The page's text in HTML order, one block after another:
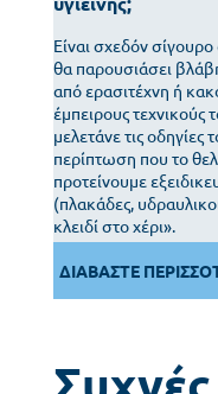
Είναι σχεδόν
θα παρουσιάσει
από ερασιτέχνη ή
έμπειρους τεχνικούς
μελετάνε τις
περίπτωση που το
προτείνουμε
(πλακάδες,
κλειδί στο χέρι».
ΔΙΑΒΑΣΤΕ